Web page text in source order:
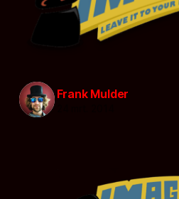
Frank Mulder